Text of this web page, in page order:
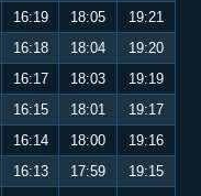
16:19 18:05
19:21
16:18 18:04
19:20
16:17 18:03
19:19
16:15 18:01
19:17
16:14 18:00
19:16
16:13 17:59
19:15